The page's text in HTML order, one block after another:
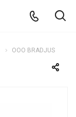
OOO BRADJUS